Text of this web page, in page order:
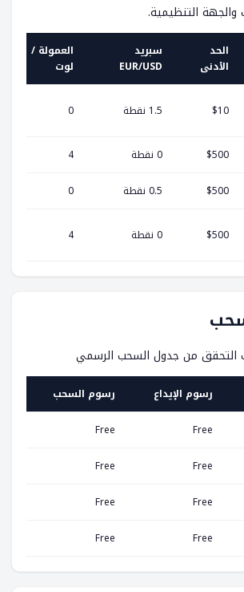
التنظيمية.
الحد
الأدنى
سبريد
EUR/USD
العمولة /
لوت
$10 1.5 نقطة 0
$500 0 نقطة 4
$500 0.5 نقطة 0
$500 0 نقطة 4
التحقق من جدول السحب الرسمي
رسوم الإيداع رسوم السحب
Free
Free
Free
Free
Free
Free
Free
Free